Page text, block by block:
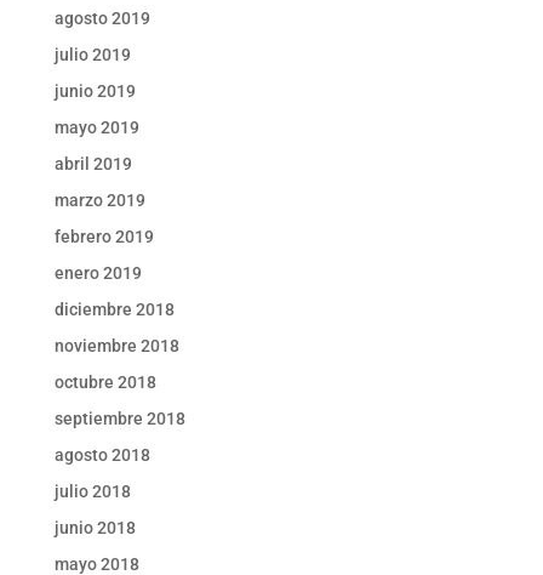
agosto 2019
julio 2019
junio 2019
mayo 2019
abril 2019
marzo 2019
febrero 2019
enero 2019
diciembre 2018
noviembre 2018
octubre 2018
septiembre 2018
agosto 2018
julio 2018
junio 2018
mayo 2018